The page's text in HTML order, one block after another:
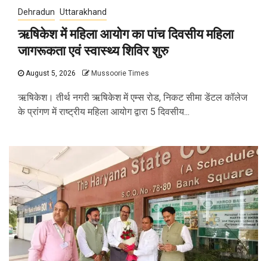
Dehradun Uttarakhand
ऋषिकेश में महिला आयोग का पांच दिवसीय महिला
जागरूकता एवं स्वास्थ्य शिविर शुरु
August 5, 2026 Mussoorie Times
ऋषिकेश। तीर्थ नगरी ऋषिकेश में एम्स रोड, निकट सीमा डेंटल कॉलेज
के प्रांगण में राष्ट्रीय महिला आयोग द्वारा 5 दिवसीय...